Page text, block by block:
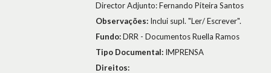
Director Adjunto: Fernando Piteira Santos
Observações: Inclui supl. "Ler/ Escrever".
Fundo:DRR - Documentos Ruella Ramos
Tipo Documental: IMPRENSA
Direitos: